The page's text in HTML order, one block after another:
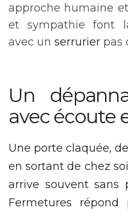
approche humaine
et sympathie font
avec un serrurier pas
Un
avec écoute
Une porte claquée,
en sortant de chez
arrive souvent sans
Fermetures répond